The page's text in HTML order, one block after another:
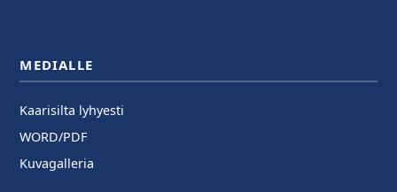
MEDIALLE
Kaarisilta lyhyesti
WORD/PDF
Kuvagalleria